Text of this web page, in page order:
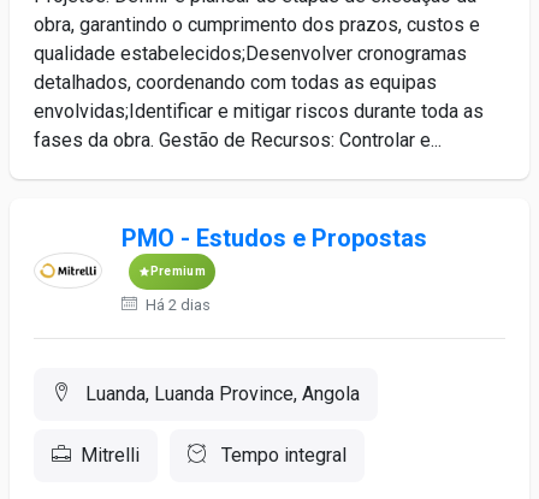
obra, garantindo o cumprimento dos prazos, custos e
qualidade estabelecidos;Desenvolver cronogramas
detalhados, coordenando com todas as equipas
envolvidas;Identificar e mitigar riscos durante toda as
fases da obra. Gestão de Recursos: Controlar e...
PMO - Estudos e Propostas
Premium
Há 2 dias
Luanda, Luanda Province, Angola
Mitrelli Tempo integral